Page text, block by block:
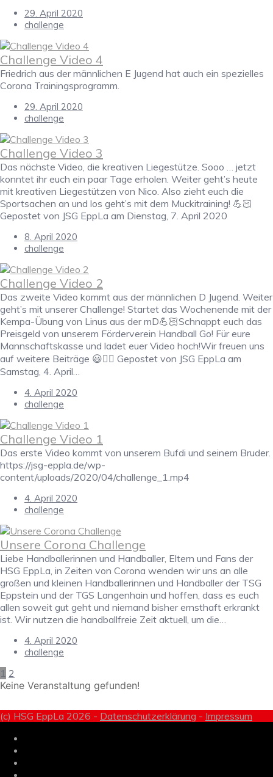
29. April 2020
challenge
Challenge Video 4
Friedrich aus der männlichen E Jugend hat auch ein spezielles
Corona Trainingsprogramm.
29. April 2020
challenge
Challenge Video 3
Das nächste Video, die kreativen Liegestütze. Sooo … jetzt
konntet ihr euch ein paar Tage erholen. Weiter geht’s heute
mit kreativen Liegestützen von Nico. Also zieht euch die
Sportsachen an und los geht’s mit dem Muckitraining! 💪🏻
Gepostet von JSG EppLa am Dienstag, 7. April 2020
8. April 2020
challenge
Challenge Video 2
Das zweite Video kommt aus der männlichen D Jugend. Weiter
geht’s mit unserer Challenge! Startet das Wochenende mit der
Kempa-Übung von Linus aus der mD💪🏻Schnappt euch das
Preisgeld von unserem Förderverein Handball Go! Für eure
Mannschaftskasse und ladet euer Video hoch!Wir freuen uns
auf weitere Beiträge 😃👍🏼 Gepostet von JSG EppLa am
Samstag, 4. April…
4. April 2020
challenge
Challenge Video 1
Das erste Video kommt von unserem Bufdi und seinem Bruder.
https://jsg-eppla.de/wp-
content/uploads/2020/04/challenge_1.mp4
4. April 2020
challenge
Unsere Corona Challenge
Liebe Handballerinnen und Handballer, Eltern und Fans der
HSG EppLa, in Zeiten von Corona wenden wir uns an alle
großen und kleinen Handballerinnen und Handballer der TSG
Eppstein und der TGS Langenhain und hoffen, dass es euch
allen soweit gut geht und niemand bisher ernsthaft erkrankt
ist. Wir nutzen die handballfreie Zeit aktuell, um die…
4. April 2020
challenge
1 2
Keine Veranstaltung gefunden!
(c) HSG EppLa 2026 - Datenschutzerklärung - Impressum